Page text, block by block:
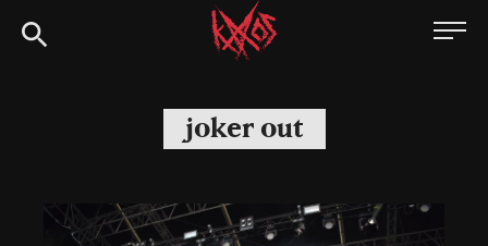
Siirry
suoraan
Kaaoszine
joker out